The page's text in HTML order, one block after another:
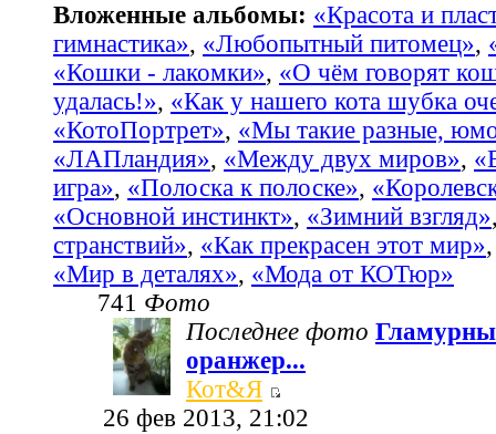
Вложенные альбомы: «Красота и
гимнастика», «Любопытный питомец»,
«Кошки - лакомки», «О чём говорят
удалась!», «Как у нашего кота шубка
«КотоПортрет», «Мы такие разные,
«ЛАПландия», «Между двух миров»,
игра», «Полоска к полоске»,
«Основной инстинкт», «Зимний взгляд»
странствий», «Как прекрасен этот мир»
«Мир в деталях», «Мода от КОТюр»
741 Фото
Последнее фото
оранжер...
Кот&Я
26 фев 2013, 21:02